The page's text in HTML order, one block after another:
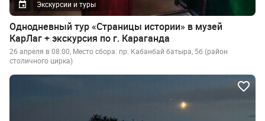
Экскурсии и туры
Однодневный тур «Страницы истории» в музей
КарЛаг + экскурсия по г. Караганда
26 апреля в 08:00, Место сбора: пр. Кабанбай батыра, 5б (район
столичного цирка)